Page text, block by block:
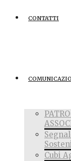
CONTATTI
Cubi